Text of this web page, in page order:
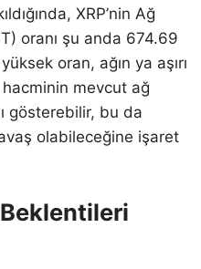
XRP’nin Ağ
oranı şu anda 674.69
oran, ağın ya aşırı
mevcut ağ
gösterebilir, bu da
olabileceğine işaret